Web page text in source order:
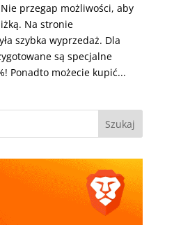
przegap możliwości, aby
Na stronie
szybka wyprzedaż. Dla
są specjalne
Ponadto możecie kupić...